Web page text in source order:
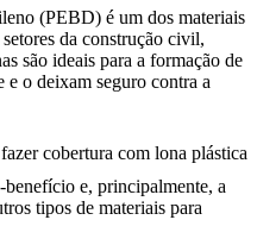
(PEBD) é um dos materiais
da construção civil,
são ideais para a formação de
e o deixam seguro contra a
benefício e, principalmente, a
tipos de materiais para